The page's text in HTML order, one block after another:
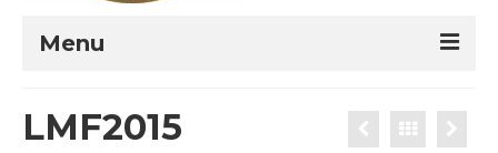
Menu
LMF2015